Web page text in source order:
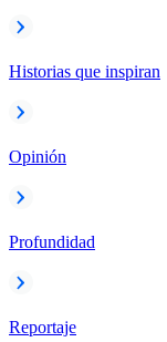
Historias que inspiran
Opinión
Profundidad
Reportaje